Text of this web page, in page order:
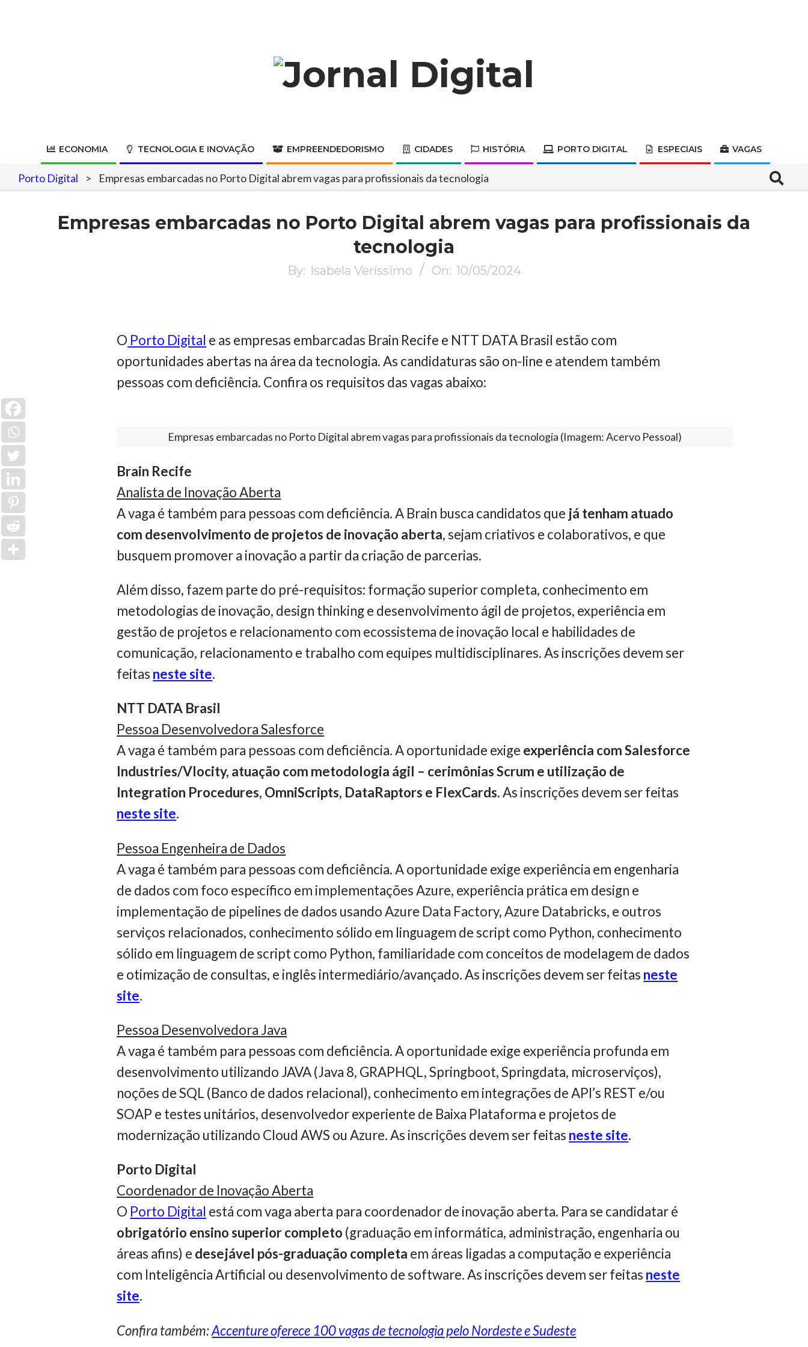
Digital
Primary
Navigation
ECONOMIA TECNOLOGIA E INOVAÇÃO EMPREENDEDORISMO CIDADES HISTÓRIA PORTO DIGITAL ESPECIAIS VAGAS
Porto Digital > Empresas embarcadas no Porto Digital abrem vagas para profissionais da tecnologia Search
Empresas embarcadas no Porto Digital abrem vagas para profissionais da
tecnologia
By: Isabela Veríssimo On: 10/05/2024
O Porto Digital e as empresas embarcadas Brain Recife e NTT DATA Brasil estão com
oportunidades abertas na área da tecnologia. As candidaturas são on-line e atendem também
pessoas com deficiência. Confira os requisitos das vagas abaixo:
Empresas embarcadas no Porto Digital abrem vagas para profissionais da tecnologia (Imagem: Acervo Pessoal)
Brain Recife
Analista de Inovação Aberta
A vaga é também para pessoas com deficiência. A Brain busca candidatos que já tenham atuado
com desenvolvimento de projetos de inovação aberta, sejam criativos e colaborativos, e que
busquem promover a inovação a partir da criação de parcerias.
Além disso, fazem parte do pré-requisitos: formação superior completa, conhecimento em
metodologias de inovação, design thinking e desenvolvimento ágil de projetos, experiência em
gestão de projetos e relacionamento com ecossistema de inovação local e habilidades de
comunicação, relacionamento e trabalho com equipes multidisciplinares. As inscrições devem ser
feitas neste site.
NTT DATA Brasil
Pessoa Desenvolvedora Salesforce
A vaga é também para pessoas com deficiência. A oportunidade exige experiência com Salesforce
Industries/Vlocity, atuação com metodologia ágil – cerimônias Scrum e utilização de
Integration Procedures, OmniScripts, DataRaptors e FlexCards. As inscrições devem ser feitas
neste site.
Pessoa Engenheira de Dados
A vaga é também para pessoas com deficiência. A oportunidade exige experiência em engenharia
de dados com foco específico em implementações Azure, experiência prática em design e
implementação de pipelines de dados usando Azure Data Factory, Azure Databricks, e outros
serviços relacionados, conhecimento sólido em linguagem de script como Python, conhecimento
sólido em linguagem de script como Python, familiaridade com conceitos de modelagem de dados
e otimização de consultas, e inglês intermediário/avançado. As inscrições devem ser feitas neste
site.
Pessoa Desenvolvedora Java
A vaga é também para pessoas com deficiência. A oportunidade exige experiência profunda em
desenvolvimento utilizando JAVA (Java 8, GRAPHQL, Springboot, Springdata, microserviços),
noções de SQL (Banco de dados relacional), conhecimento em integrações de API’s REST e/ou
SOAP e testes unitários, desenvolvedor experiente de Baixa Plataforma e projetos de
modernização utilizando Cloud AWS ou Azure. As inscrições devem ser feitas neste site.
Porto Digital
Coordenador de Inovação Aberta
O Porto Digital está com vaga aberta para coordenador de inovação aberta. Para se candidatar é
obrigatório ensino superior completo (graduação em informática, administração, engenharia ou
áreas afins) e desejável pós-graduação completa em áreas ligadas a computação e experiência
com Inteligência Artificial ou desenvolvimento de software. As inscrições devem ser feitas neste
site.
Confira também:Accenture oferece 100 vagas de tecnologia pelo Nordeste e Sudeste